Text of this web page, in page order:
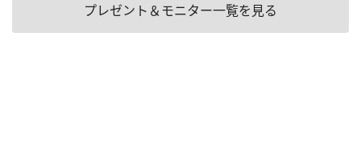
プレゼント＆モニター一覧を見る